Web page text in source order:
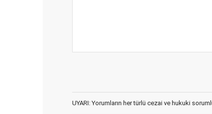
UYARI: Yorumların her türlü cezai ve hukuki